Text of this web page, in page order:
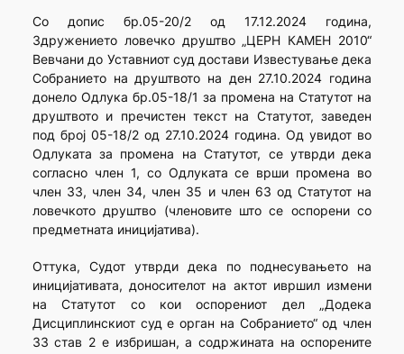
Со допис бр.05-20/2 од 17.12.2024 година,
Здружението ловечко друштво „ЦЕРН КАМЕН 2010“
Вевчани до Уставниот суд достави Известување дека
Собранието на друштвото на ден 27.10.2024 година
донело Одлука бр.05-18/1 за промена на Статутот на
друштвото и пречистен текст на Статутот, заведен
под број 05-18/2 од 27.10.2024 година. Од увидот во
Одлуката за промена на Статутот, се утврди дека
согласно член 1, со Одлуката се врши промена во
член 33, член 34, член 35 и член 63 од Статутот на
ловечкото друштво (членовите што се оспорени со
предметната иницијатива).
Оттука, Судот утврди дека по поднесувањето на
иницијативата, доносителот на актот ивршил измени
на Статутот со кои оспорениот дел „Додека
Дисциплинскиот суд е орган на Собранието“ од член
33 став 2 е избришан, а содржината на оспорените